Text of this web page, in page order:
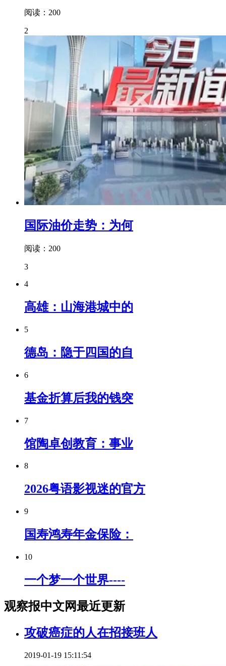
阅读：200
2
国际油价走势：为何
阅读：200
3
4
高雄：山海港城中的
5
德岛：隐于四国的自
6
基金折算后我的钱突
7
馆陶卓创教育：事业
8
2026粤语影视迷的官方
9
国寿鸿寿年金保险：
10
一个梦一个世界----
观察报中文网最近更新
攻破癌症的人在招接班人
2019-01-19 15:11:54